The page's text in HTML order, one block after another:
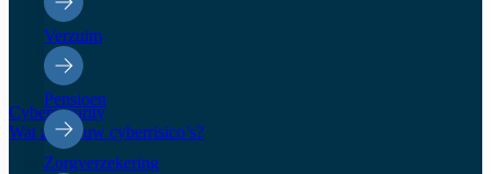
Verzuim
Pensioen
Zorgverzekering
Cybersecurity
Wat zijn jouw cyberrisico’s?